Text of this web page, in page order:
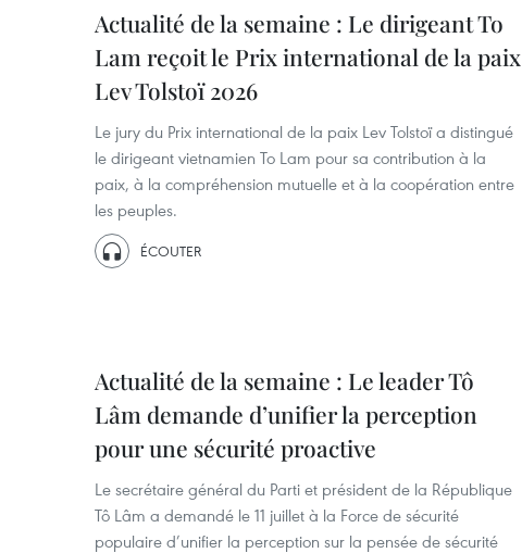
Actualité de la semaine : Le dirigeant To
Lam reçoit le Prix international de la paix
Lev Tolstoï 2026
Le jury du Prix international de la paix Lev Tolstoï a distingué
le dirigeant vietnamien To Lam pour sa contribution à la
paix, à la compréhension mutuelle et à la coopération entre
les peuples.
ÉCOUTER
Actualité de la semaine : Le leader Tô
Lâm demande d’unifier la perception
pour une sécurité proactive
Le secrétaire général du Parti et président de la République
Tô Lâm a demandé le 11 juillet à la Force de sécurité
populaire d’unifier la perception sur la pensée de sécurité